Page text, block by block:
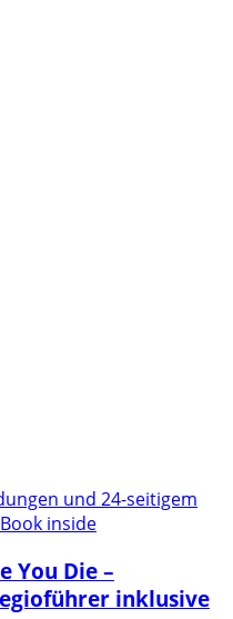
und 24-seitigem
inside
You Die –
inklusive